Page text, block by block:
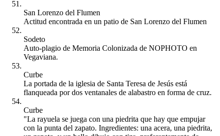
San Lorenzo del Flumen
Actitud encontrada en un patio de San Lorenzo del Flumen
Sodeto
Auto-plagio de Memoria Colonizada de NOPHOTO en
Vegaviana.
Curbe
La portada de la iglesia de Santa Teresa de Jesús está
flanqueada por dos ventanales de alabastro en forma de cruz.
Curbe
"La rayuela se juega con una piedrita que hay que empujar
con la punta del zapato. Ingredientes: una acera, una piedrita,